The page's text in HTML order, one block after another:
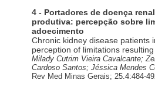
4 - Portadores de doença
produtiva: percepção sobre
adoecimento
Chronic kidney disease patients
perception of limitations
Milady Cutrim Vieira Cavalcante;
Cardoso Santos; Jéssica Mendes
Rev Med Minas Gerais; 25.4:484-